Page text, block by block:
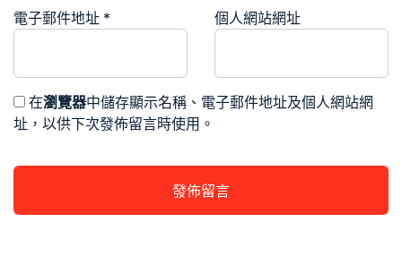
電子郵件地址 * 個人網站網址
在瀏覽器中儲存顯示名稱、電子郵件地址及個人網站網
址，以供下次發佈留言時使用。